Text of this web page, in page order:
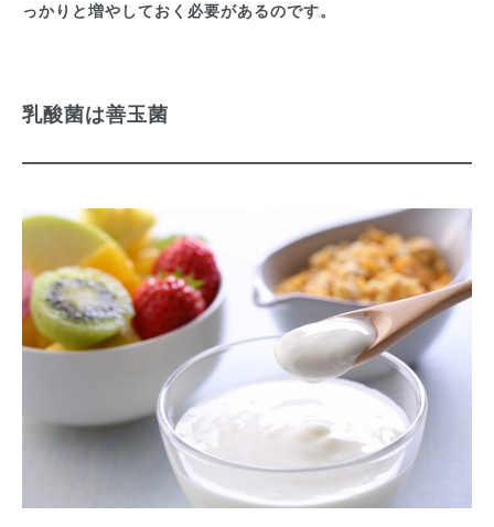
っかりと増やしておく必要があるのです。
乳酸菌は善玉菌